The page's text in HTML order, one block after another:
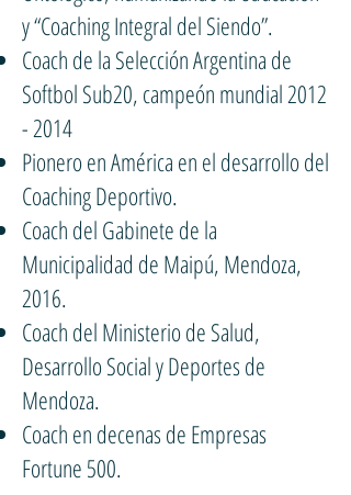
y “Coaching Integral del Siendo”.
Coach de la Selección Argentina de
Softbol Sub20, campeón mundial2012
- 2014
Pionero en América en el desarrollo del
Coaching Deportivo.
Coach del Gabinete de la
Municipalidad de Maipú, Mendoza,
2016.
Coach del Ministerio de Salud,
Desarrollo Social y Deportes de
Mendoza.
Coach en decenas de Empresas
Fortune 500.